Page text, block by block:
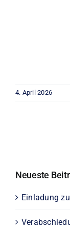
4. April 2026
Neueste
Einladung